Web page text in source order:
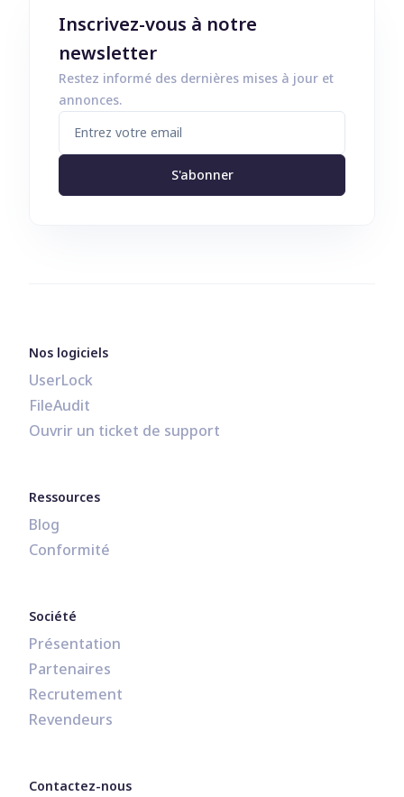
Inscrivez-vous à notre
newsletter
Restez informé des dernières mises à jour et
annonces.
S'abonner
Nos logiciels
UserLock
FileAudit
Ouvrir un ticket de support
Ressources
Blog
Conformité
Société
Présentation
Partenaires
Recrutement
Revendeurs
Contactez-nous